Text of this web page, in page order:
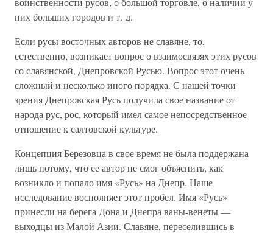
них больших городов и т. д.
Если русы восточных авторов не славяне, то,
естественно, возникает вопрос о взаимосвязях этих русов
со славянской, Днепровской Русью. Вопрос этот очень
сложный и несколько иного порядка. С нашей точки
зрения Днепровская Русь получила свое название от
народа рус, рос, который имел самое непосредственное
отношение к салтовской культуре.
Концепция Березовца в свое время не была поддержана
лишь потому, что ее автор не смог объяснить, как
возникло и попало имя «Русь» на Днепр. Наше
исследование восполняет этот пробел. Имя «Русь»
принесли на берега Дона и Днепра ваны-венеты —
выходцы из Малой Азии. Славяне, переселившись в